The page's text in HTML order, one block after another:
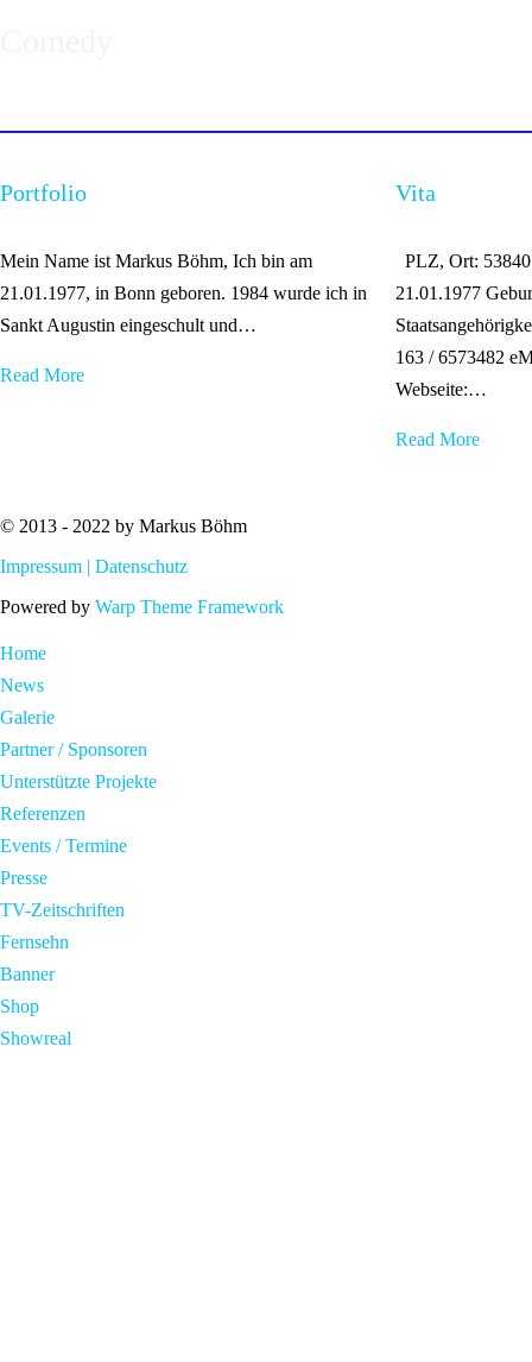
Portfolio
Mein Name ist Markus Böhm, Ich bin am
21.01.1977, in Bonn geboren. 1984 wurde ich in
Sankt Augustin eingeschult und…
Read More
Vita
PLZ, Ort:
21.01.1977
163 / 6573482
Webseite:…
Read More
© 2013 - 2022 by Markus Böhm
Impressum | Datenschutz
Powered by Warp Theme Framework
Home
News
Galerie
Partner / Sponsoren
Unterstützte Projekte
Referenzen
Events / Termine
Presse
TV-Zeitschriften
Fernsehn
Banner
Shop
Showreal